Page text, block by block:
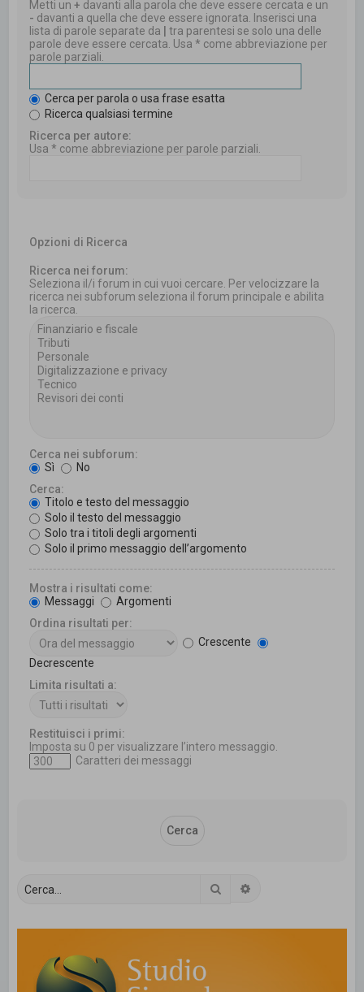
Metti un+ davanti alla parola che deve essere cercata e un
- davanti a quella che deve essere ignorata. Inserisci una
lista di parole separate da
tra parentesi se solo una delle
parole deve essere cercata. Usa * come abbreviazione per
parole parziali.
Cerca per parola o usa frase esatta
Ricerca qualsiasi termine
Ricerca per autore:
Usa * come abbreviazione per parole parziali.
Opzioni di Ricerca
Ricerca nei forum:
Seleziona il/i forum in cui vuoi cercare. Per velocizzare la
ricerca nei subforum seleziona il forum principale e abilita
la ricerca.
Cerca nei subforum:
Sì
No
Cerca:
Titolo e testo del messaggio
Solo il testo del messaggio
Solo tra i titoli degli argomenti
Solo il primo messaggio dell’argomento
Mostra i risultati come:
Messaggi
Argomenti
Ordina risultati per:
Crescente
Decrescente
Limita risultati a:
Restituisci i primi:
Imposta su 0 per visualizzare l’intero messaggio.
Caratteri dei messaggi
Cerca